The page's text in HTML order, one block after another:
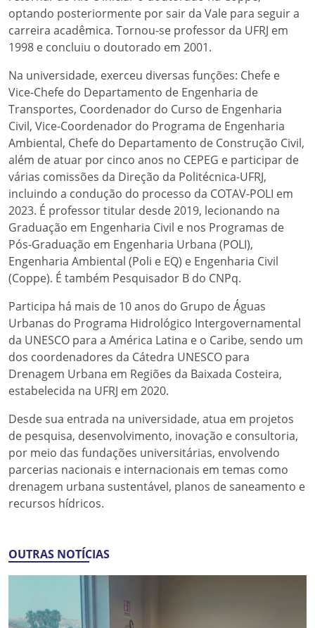
optando posteriormente por sair da Vale para seguir a
carreira acadêmica. Tornou-se professor da UFRJ em
1998 e concluiu o doutorado em 2001.
Na universidade, exerceu diversas funções: Chefe e
Vice-Chefe do Departamento de Engenharia de
Transportes, Coordenador do Curso de Engenharia
Civil, Vice-Coordenador do Programa de Engenharia
Ambiental, Chefe do Departamento de Construção Civil,
além de atuar por cinco anos no CEPEG e participar de
várias comissões da Direção da Politécnica-UFRJ,
incluindo a condução do processo da COTAV-POLI em
2023. É professor titular desde 2019, lecionando na
Graduação em Engenharia Civil e nos Programas de
Pós-Graduação em Engenharia Urbana (POLI),
Engenharia Ambiental (Poli e EQ) e Engenharia Civil
(Coppe). É também Pesquisador B do CNPq.
Participa há mais de 10 anos do Grupo de Águas
Urbanas do Programa Hidrológico Intergovernamental
da UNESCO para a América Latina e o Caribe, sendo um
dos coordenadores da Cátedra UNESCO para
Drenagem Urbana em Regiões da Baixada Costeira,
estabelecida na UFRJ em 2020.
Desde sua entrada na universidade, atua em projetos
de pesquisa, desenvolvimento, inovação e consultoria,
por meio das fundações universitárias, envolvendo
parcerias nacionais e internacionais em temas como
drenagem urbana sustentável, planos de saneamento e
recursos hídricos.
OUTRAS NOTÍCIAS